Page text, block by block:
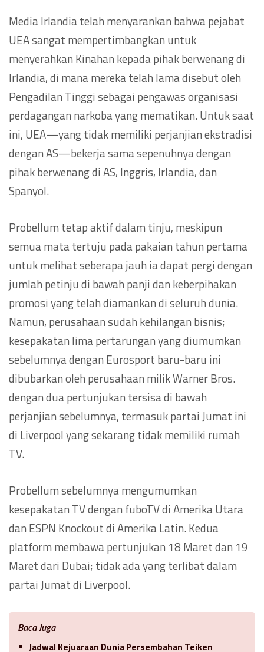
Media Irlandia telah menyarankan bahwa pejabat
UEA sangat mempertimbangkan untuk
menyerahkan Kinahan kepada pihak berwenang di
Irlandia, di mana mereka telah lama disebut oleh
Pengadilan Tinggi sebagai pengawas organisasi
perdagangan narkoba yang mematikan. Untuk saat
ini, UEA—yang tidak memiliki perjanjian ekstradisi
dengan AS—bekerja sama sepenuhnya dengan
pihak berwenang di AS, Inggris, Irlandia, dan
Spanyol.
Probellum tetap aktif dalam tinju, meskipun
semua mata tertuju pada pakaian tahun pertama
untuk melihat seberapa jauh ia dapat pergi dengan
jumlah petinju di bawah panji dan keberpihakan
promosi yang telah diamankan di seluruh dunia.
Namun, perusahaan sudah kehilangan bisnis;
kesepakatan lima pertarungan yang diumumkan
sebelumnya dengan Eurosport baru-baru ini
dibubarkan oleh perusahaan milik Warner Bros.
dengan dua pertunjukan tersisa di bawah
perjanjian sebelumnya, termasuk partai Jumat ini
di Liverpool yang sekarang tidak memiliki rumah
TV.
Probellum sebelumnya mengumumkan
kesepakatan TV dengan fuboTV di Amerika Utara
dan ESPN Knockout di Amerika Latin. Kedua
platform membawa pertunjukan 18 Maret dan 19
Maret dari Dubai; tidak ada yang terlibat dalam
partai Jumat di Liverpool.
Baca Juga
Jadwal Kejuaraan Dunia Persembahan Teiken